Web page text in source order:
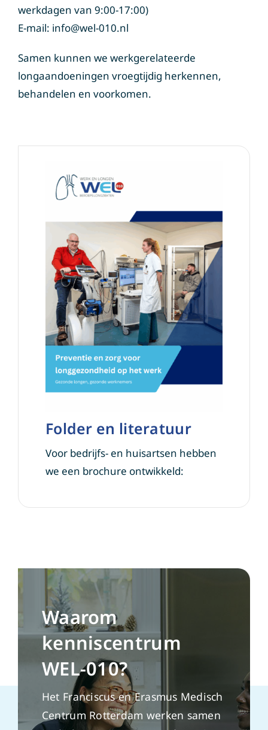
E-mail: info@wel-010.nl
longaandoeningen vroegtijdig herkennen,
behandelen en voorkomen.
Voor bedrijfs- en huisartsen hebben
we een brochure ontwikkeld:
Waarom
kenniscentrum
WEL-010?
Het Franciscus en Erasmus Medisch
Centrum Rotterdam werken samen
in dit kenniscentrum om de regio